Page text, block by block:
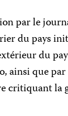
par le
du pays
du
ainsi que
critiquant la